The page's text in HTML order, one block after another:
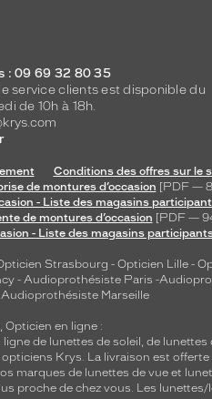
: 09 69 32 80 35
service clients est disponible du
de 10h à 18h.
Conditions des offres sur le
de montures d’occasion [PDF —
- Liste des magasins
de montures d’occasion [PDF —
- Liste des magasins
Strasbourg - Opticien Lille -
- Audioprothésiste Paris -
Audioprothésiste Marseille
Opticien en ligne :
de lunettes de soleil, de lunettes
Krys. La livraison est
marques de lunettes de vue et
proche de chez vous. Les